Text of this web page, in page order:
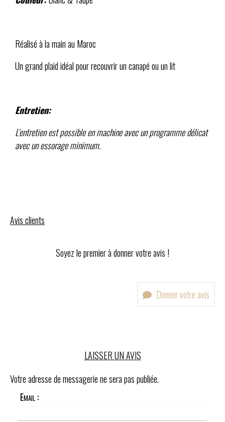
Réalisé à la main au Maroc
Un grand plaid idéal pour recouvrir un canapé ou un lit
Entretien:
L'entretien est possible en machine avec un programme délicat
avec un essorage minimum.
Avis clients
Soyez le premier à donner votre avis !
Donner votre avis
LAISSER UN AVIS
Votre adresse de messagerie ne sera pas publiée.
Email :